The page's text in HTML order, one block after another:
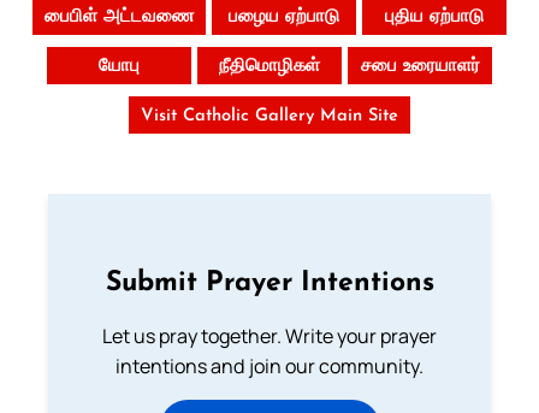
பைபிள் அட்டவணை பழைய ஏற்பாடு புதிய ஏற்பாடு
யோபு நீதிமொழிகள் சபை உரையாளர்
Visit Catholic Gallery Main Site
Submit Prayer Intentions
Let us pray together. Write your prayer
intentions and join our community.